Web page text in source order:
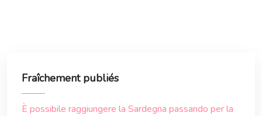
Fraîchement publiés
È possibile raggiungere la Sardegna passando per la